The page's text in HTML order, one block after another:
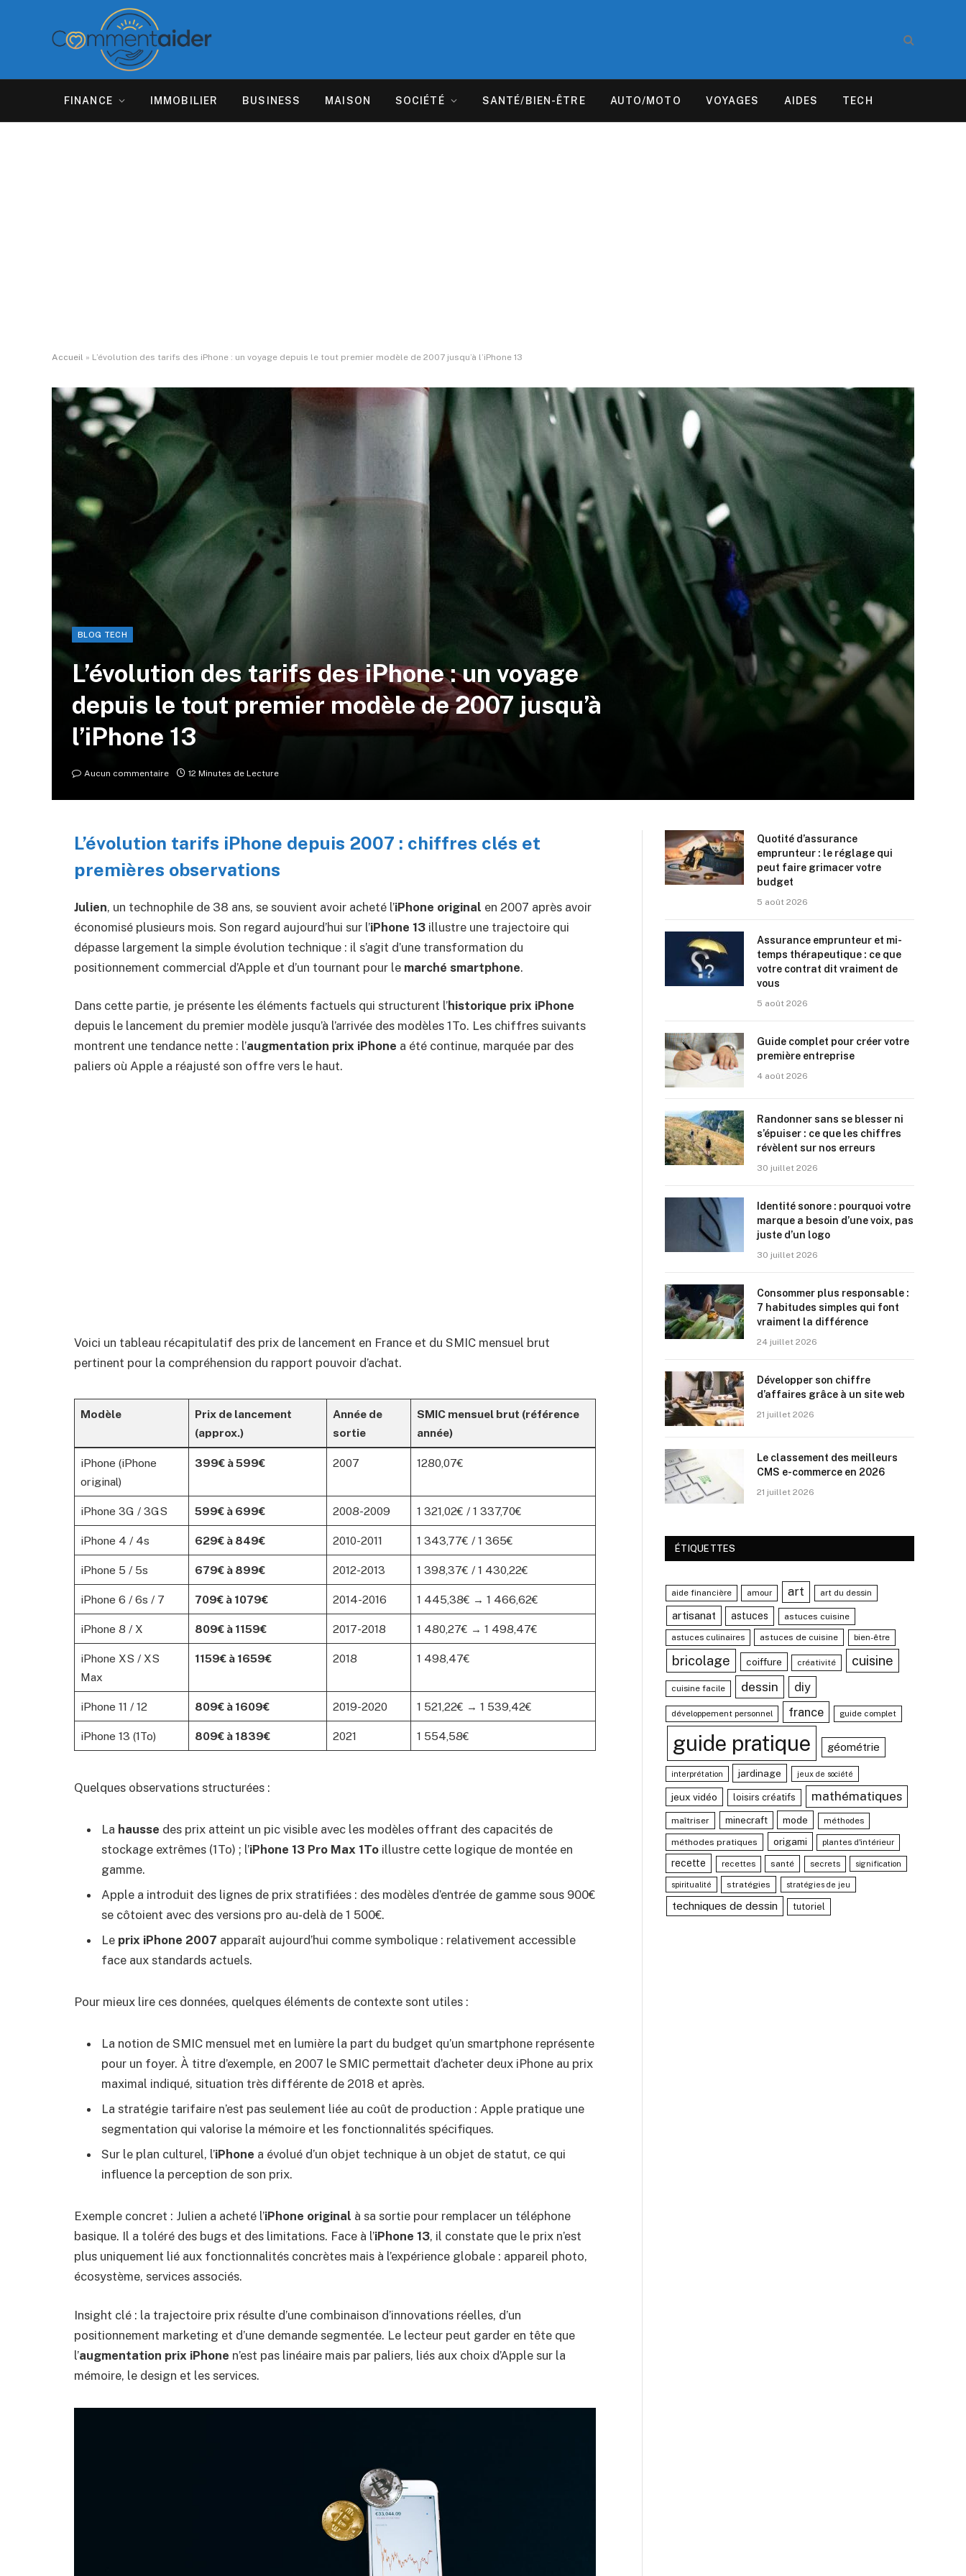
FINANCE IMMOBILIER BUSINESS MAISON SOCIÉTÉ SANTÉ/BIEN-ÊTRE AUTO/MOTO VOYAGES AIDES TECH
Accueil » L’évolution des tarifs des iPhone : un voyage depuis le tout premier modèle de 2007 jusqu’à l’iPhone 13
BLOG TECH
L’évolution des tarifs des iPhone : un voyage
depuis le tout premier modèle de 2007 jusqu’à
l’iPhone 13
Aucun commentaire 12 Minutes de Lecture
L’évolution tarifs iPhone depuis 2007 : chiffres clés et
premières observations
Julien, un technophile de 38 ans, se souvient avoir acheté l’iPhone original en 2007 après avoir
économisé plusieurs mois. Son regard aujourd’hui sur l’iPhone 13 illustre une trajectoire qui
dépasse largement la simple évolution technique : il s’agit d’une transformation du
positionnement commercial d’Apple et d’un tournant pour le marché smartphone.
Dans cette partie, je présente les éléments factuels qui structurent l’historique prix iPhone
depuis le lancement du premier modèle jusqu’à l’arrivée des modèles 1To. Les chiffres suivants
montrent une tendance nette : l’augmentation prix iPhone a été continue, marquée par des
paliers où Apple a réajusté son offre vers le haut.
Voici un tableau récapitulatif des prix de lancement en France et du SMIC mensuel brut
pertinent pour la compréhension du rapport pouvoir d’achat.
Modèle
Prix de lancement
(approx.)
Année de
sortie
SMIC mensuel brut (référence
année)
iPhone (iPhone
original)
399€ à 599€ 2007 1280,07€
iPhone 3G / 3GS 599€ à 699€ 2008-2009 1 321,02€ / 1 337,70€
iPhone 4 / 4s 629€ à 849€ 2010-2011 1 343,77€ / 1 365€
iPhone 5 / 5s 679€ à 899€ 2012-2013 1 398,37€ / 1 430,22€
iPhone 6 / 6s / 7 709€ à 1079€ 2014-2016 1 445,38€ → 1 466,62€
iPhone 8 / X 809€ à 1159€ 2017-2018 1 480,27€ → 1 498,47€
iPhone XS / XS
Max
1159€ à 1659€ 2018 1 498,47€
iPhone 11 / 12 809€ à 1609€ 2019-2020 1 521,22€ → 1 539,42€
iPhone 13 (1To) 809€ à 1839€ 2021 1 554,58€
Quelques observations structurées :
La hausse des prix atteint un pic visible avec les modèles offrant des capacités de
stockage extrêmes (1To) ; l’iPhone 13 Pro Max 1To illustre cette logique de montée en
gamme.
Apple a introduit des lignes de prix stratifiées : des modèles d’entrée de gamme sous 900€
se côtoient avec des versions pro au-delà de 1 500€.
Le prix iPhone 2007 apparaît aujourd’hui comme symbolique : relativement accessible
face aux standards actuels.
Pour mieux lire ces données, quelques éléments de contexte sont utiles :
La notion de SMIC mensuel met en lumière la part du budget qu’un smartphone représente
pour un foyer. À titre d’exemple, en 2007 le SMIC permettait d’acheter deux iPhone au prix
maximal indiqué, situation très différente de 2018 et après.
La stratégie tarifaire n’est pas seulement liée au coût de production : Apple pratique une
segmentation qui valorise la mémoire et les fonctionnalités spécifiques.
Sur le plan culturel, l’iPhone a évolué d’un objet technique à un objet de statut, ce qui
influence la perception de son prix.
Exemple concret : Julien a acheté l’iPhone original à sa sortie pour remplacer un téléphone
basique. Il a toléré des bugs et des limitations. Face à l’iPhone 13, il constate que le prix n’est
plus uniquement lié aux fonctionnalités concrètes mais à l’expérience globale : appareil photo,
écosystème, services associés.
Insight clé : la trajectoire prix résulte d’une combinaison d’innovations réelles, d’un
positionnement marketing et d’une demande segmentée. Le lecteur peut garder en tête que
l’augmentation prix iPhone n’est pas linéaire mais par paliers, liés aux choix d’Apple sur la
mémoire, le design et les services.
Quotité d’assurance
emprunteur : le réglage qui
peut faire grimacer votre
budget
5 août 2026
Assurance emprunteur et mi-
temps thérapeutique : ce que
votre contrat dit vraiment de
vous
5 août 2026
Guide complet pour créer votre
première entreprise
4 août 2026
Randonner sans se blesser ni
s’épuiser : ce que les chiffres
révèlent sur nos erreurs
30 juillet 2026
Identité sonore : pourquoi votre
marque a besoin d’une voix, pas
juste d’un logo
30 juillet 2026
Consommer plus responsable :
7 habitudes simples qui font
vraiment la différence
24 juillet 2026
Développer son chiffre
d’affaires grâce à un site web
21 juillet 2026
Le classement des meilleurs
CMS e-commerce en 2026
21 juillet 2026
ÉTIQUETTES
aide financière amour art art du dessin
artisanat astuces astuces cuisine
astuces culinaires astuces de cuisine bien-être
bricolage coiffure créativité cuisine
cuisine facile dessin diy
développement personnel france guide complet
guide pratique géométrie
interprétation jardinage jeux de société
jeux vidéo loisirs créatifs mathématiques
maîtriser minecraft mode méthodes
méthodes pratiques origami plantes d'intérieur
recette recettes santé secrets signification
spiritualité stratégies stratégies de jeu
techniques de dessin tutoriel